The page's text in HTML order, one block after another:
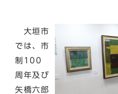
大垣市
では、市
制100
周年及び
矢橋六郎